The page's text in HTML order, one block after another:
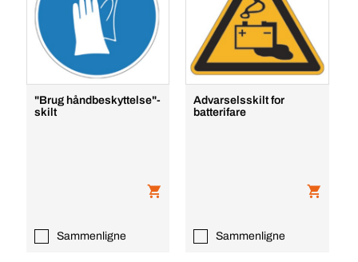
"Brug håndbeskyttelse"-
skilt
Sammenligne
Advarselsskilt for
batterifare
Sammenligne